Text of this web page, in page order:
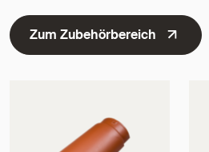
Zum Zubehörbereich